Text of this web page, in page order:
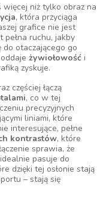
niż tylko obraz na
, która przyciąga
grafice nie jest
pełna ruchu, jakby
do otaczającego go
żywiołowość i
zyskuje.
częściej łączą
, co w tej
precyzyjnych
liniami, które
interesujące, pełne
kontrastów, które
sprawia, że
pasuje do
dzięki tej osłonie stają
– stają się